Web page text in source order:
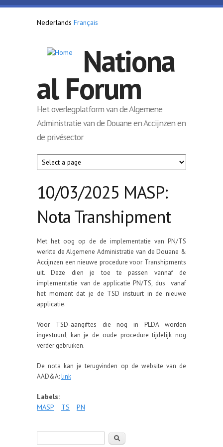
Overslaan en naar de inhoud gaan
Nederlands Français
Nationa
al Forum
Het overlegplatform van de Algemene
Administratie van de Douane en Accijnzen en
de privésector
10/03/2025 MASP:
Nota Transhipment
Met het oog op de de implementatie van PN/TS
werkte de Algemene Administratie van de Douane &
Accijnzen een nieuwe procedure voor Transhipments
uit. Deze dien je toe te passen vannaf de
implementatie van de applicatie PN/TS, dus vanaf
het moment dat je de TSD instuurt in de nieuwe
applicatie.
Voor TSD-aangiftes die nog in PLDA worden
ingestuurd, kan je de oude procedure tijdelijk nog
verder gebruiken.
De nota kan je terugvinden op de website van de
AAD&A:link
Labels:
MASP
TS PN